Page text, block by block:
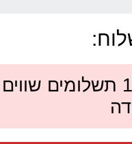
ניתן לשלם עד 12